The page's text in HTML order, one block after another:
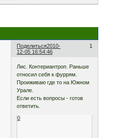
Поделиться 1
2010-
12-05 16:54:46
Лис. Контериантроп. Раньше
относил себя к фуррям.
Проиживаю где то на Южном
Урале.
Если есть вопросы - готов
ответить.
0